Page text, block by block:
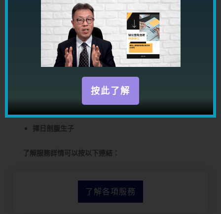
感情咨詢
一生運程詳批
工作咨詢
陽宅風水
擇日剖腹生子
了解服務詳情可以按以下連結：
了解各項服務
按此了解